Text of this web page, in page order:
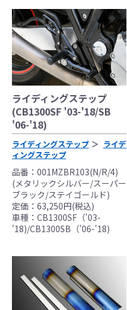
ライディングステップ
(CB1300SF '03-'18/SB
'06-'18)
ライディングステップ
ライデ
ィングステップ
品番：001MZBR103(N/R/4)
(メタリックシルバー/スーパー
ブラック/ステイゴールド)
定価：63,250円(税込)
車種：CB1300SF（'03-
'18)/CB1300SB（'06-'18)